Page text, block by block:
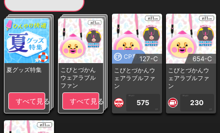
夏グッズ特集
すべて見る
こびとづかん
ウェアラブル
ファン
すべて見る
CP専用127-C
こびとづかんウ
ェアラブルファ
ン
1PLAY
575
CP
654-C
こびとづかんウ
ェアラブルファ
ン
1PLAY
230
CP